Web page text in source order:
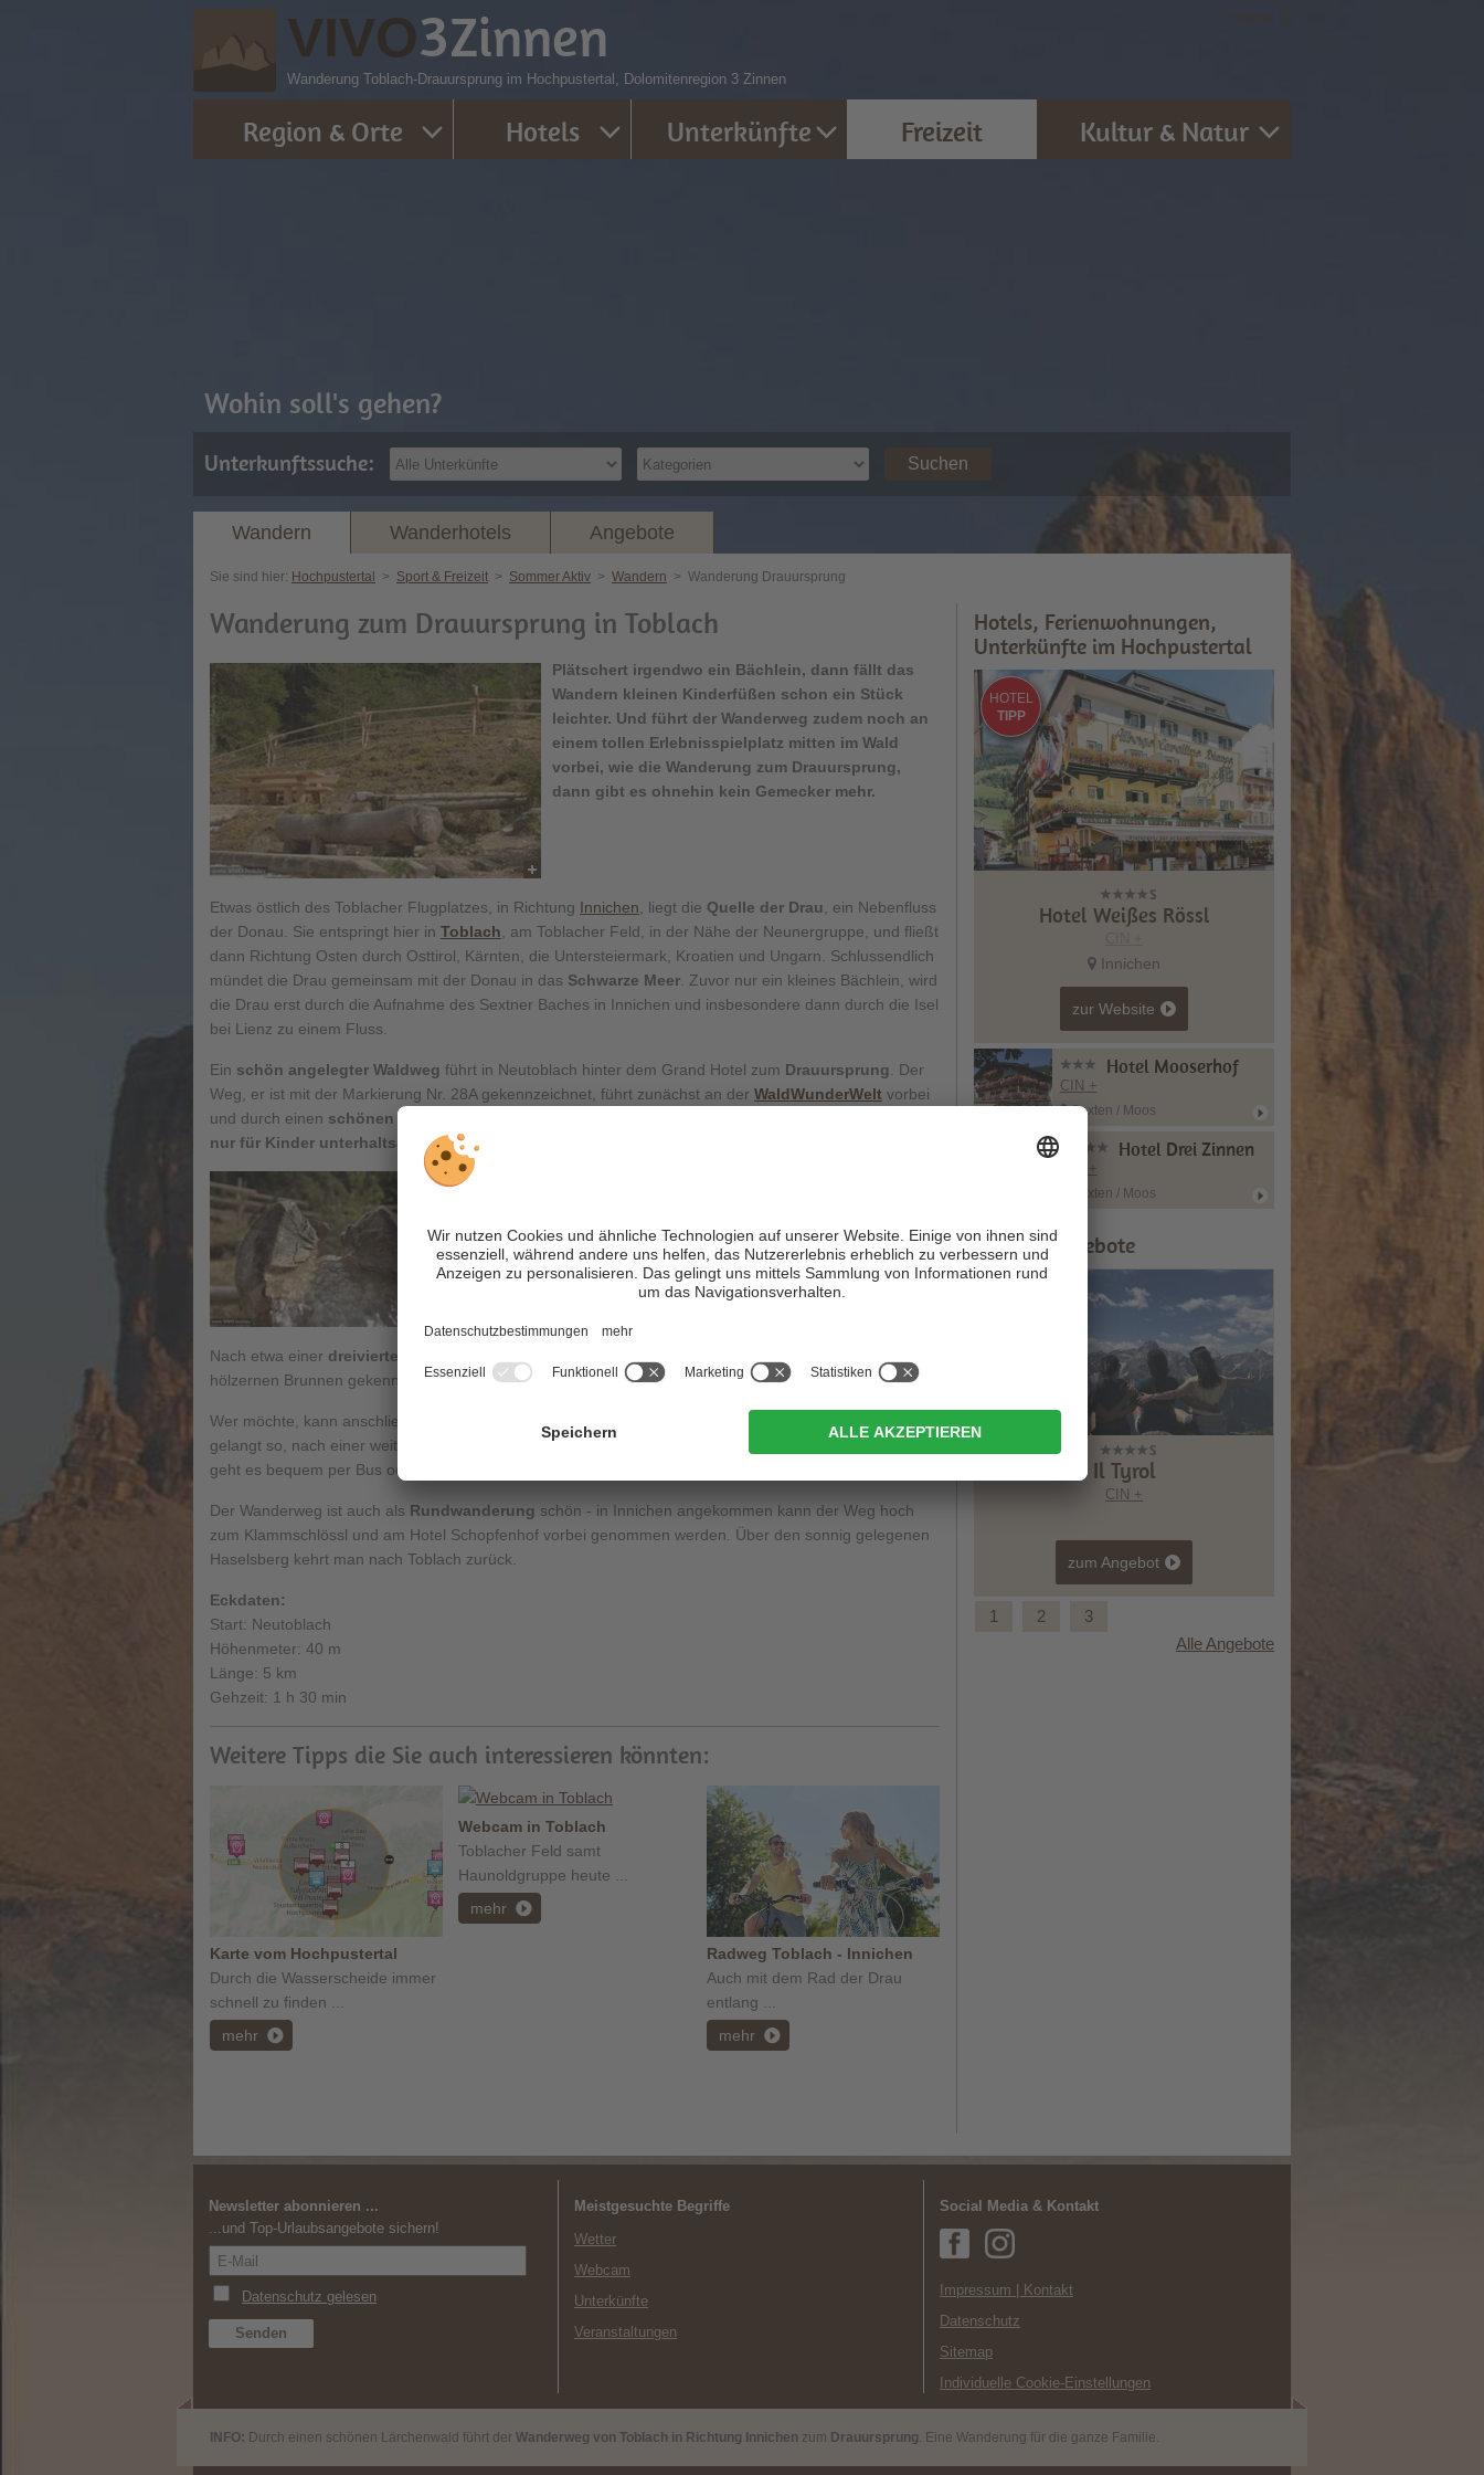
VIVO3Zinnen
Wanderung Toblach-Drauursprung im Hochpustertal, Dolomitenregion 3 Zinnen
Wohin soll's gehen?
Unterkunftssuche: Suchen
Region & Orte Hotels Unterkünfte Freizeit Kultur & Natur
Wandern Wanderhotels Angebote
Sie sind hier: Hochpustertal > Sport & Freizeit > Sommer Aktiv > Wandern > Wanderung Drauursprung
Wanderung zum Drauursprung in Toblach
Plätschert irgendwo ein Bächlein, dann fällt das
Wandern kleinen Kinderfüßen schon ein Stück
leichter. Und führt der Wanderweg zudem noch an
einem tollen Erlebnisspielplatz mitten im Wald
vorbei, wie die Wanderung zum Drauursprung,
dann gibt es ohnehin kein Gemecker mehr.
Etwas östlich des Toblacher Flugplatzes, in Richtung Innichen , liegt die Quelle der Drau , ein Nebenfluss
der Donau. Sie entspringt hier in Toblach , am Toblacher Feld, in der Nähe der Neunergruppe, und fließt
dann Richtung Osten durch Osttirol, Kärnten, die Untersteiermark, Kroatien und Ungarn. Schlussendlich
mündet die Drau gemeinsam mit der Donau in das Schwarze Meer . Zuvor nur ein kleines Bächlein, wird
die Drau erst durch die Aufnahme des Sextner Baches in Innichen und insbesondere dann durch die Isel
bei Lienz zu einem Fluss.
Ein schön angelegter Waldweg führt in Neutoblach hinter dem Grand Hotel zum Drauursprung . Der
Weg, er ist mit der Markierung Nr. 28A gekennzeichnet, führt zunächst an der WaldWunderWelt vorbei
und durch einen schönen Lärchenwald
nur für Kinder unterhaltsam
. Auch Erwachsene können hier noch so Manches lernen.
Nach etwa einer dreiviertel Stunde
hölzernen Brunnen gekennzeichnet ist. AuchErklärungstafeln rund um die Draugibt es hier.
Wer möchte, kann anschließend vom Drauursprung aus den Weg durch den Wald weiter gehen und
gelangt so, nach einer weiteren dreiviertel Stunde, nach
geht es bequem per Bus oder Zug zurück nach Toblach.
Der Wanderweg ist auch als Rundwanderung schön - in Innichen angekommen kann der Weg hoch
zum Klammschlössl und am Hotel Schopfenhof vorbei genommen werden. Über den sonnig gelegenen
Haselsberg kehrt man nach Toblach zurück.
Eckdaten:
Start: Neutoblach
Höhenmeter: 40 m
Länge: 5 km
Gehzeit: 1 h 30 min
Weitere Tipps die Sie auch interessieren könnten:
Karte vom Hochpustertal
Durch die Wasserscheide immer
schnell zu finden ...
mehr
Webcam in Toblach
Toblacher Feld samt
Haunoldgruppe heute ...
mehr
Radweg Toblach - Innichen
Auch mit dem Rad der Drau
entlang ...
mehr
Hotels, Ferienwohnungen,
Unterkünfte im Hochpustertal
HOTEL
TIPP
Hotel Weißes Rössl
Innichen
zur Website
Hotel Mooserhof
CIN +
Sexten / Moos
Hotel Drei Zinnen
CIN +
Sexten / Moos
Tipps & Angebote
Il Tyrol
CIN +
zum Angebot
1 2
3
Alle Angebote
Newsletter abonnieren ...
...und Top-Urlaubsangebote sichern!
Meistgesuchte Begriffe
Wetter
Webcam
Unterkünfte
Veranstaltungen
Social Media & Kontakt
Impressum | Kontakt
Datenschutz
Sitemap
Individuelle Cookie-Einstellungen
INFO: Durch einen schönen Lärchenwald führt der Wanderweg von Toblach in Richtung Innichen zum Drauursprung. Eine Wanderung für die ganze Familie.